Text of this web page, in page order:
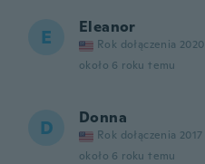
E Eleanor
Rok dołączenia 2020
około 6 roku temu
D Donna
Rok dołączenia 2017
około 6 roku temu